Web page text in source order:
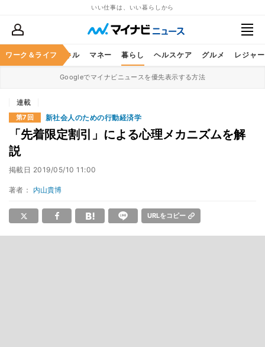
いい仕事は、いい暮らしから
ワーク＆ライフ
ア ビジネススキル マネー 暮らし ヘルスケア グルメ レジャー
Googleでマイナビニュースを優先表示する方法
連載
第7回 新社会人のための行動経済学
「先着限定割引」による心理メカニズムを解
説
掲載日 2019/05/10 11:00
著者： 内山貴博
URLをコピー